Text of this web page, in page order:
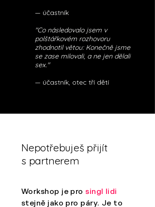
— účastník
"Co následovalo jsem v
polštářkovém rozhovoru
zhodnotil větou: Konečně jsme
se zase milovali, a ne jen dělali
sex."
— účastník, otec tří dětí
Nepotřebuješ přijít
s partnerem
Workshop je pro singl lidi
stejně jako pro páry. Je to